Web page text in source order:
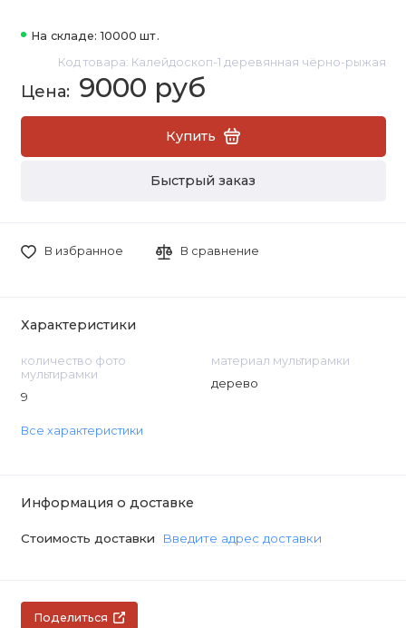
На складе: 10000 шт.
Код товара: Калейдоскоп-1 деревянная чёрно-рыжая
9000 руб
Купить
Быстрый заказ
В избранное В сравнение
Характеристики
количество фото
мультирамки
9
материал мультирамки
дерево
Все характеристики
Информация о доставке
Стоимость доставки Введите адрес доставки
Поделиться